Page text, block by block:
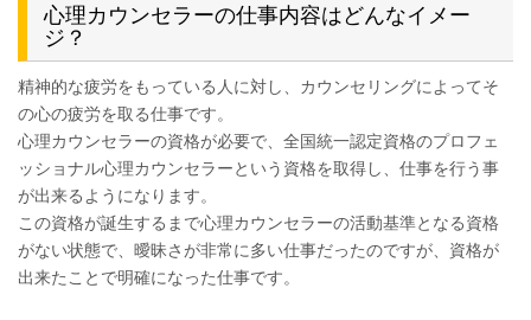
心理カウンセラーの仕事内容はどんなイメー
ジ？
精神的な疲労をもっている人に対し、カウンセリングによってそ
の心の疲労を取る仕事です。
心理カウンセラーの資格が必要で、全国統一認定資格のプロフェ
ッショナル心理カウンセラーという資格を取得し、仕事を行う事
が出来るようになります。
この資格が誕生するまで心理カウンセラーの活動基準となる資格
がない状態で、曖昧さが非常に多い仕事だったのですが、資格が
出来たことで明確になった仕事です。